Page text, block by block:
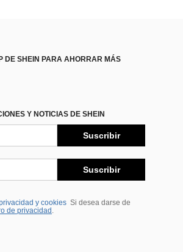
DE SHEIN PARA AHORRAR MÁS
Y NOTICIAS DE SHEIN
Suscribir
Suscribir
y cookies Si desea darse de
de privacidad .